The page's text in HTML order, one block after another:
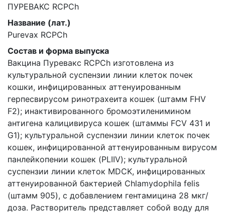
ПУРЕВАКС RCPCh
Название (лат.)
Purevax RCPCh
Состав и форма выпуска
Вакцина Пуревакс RCPCh изготовлена из
культуральной суспензии линии клеток почек
кошки, инфицированных аттенуированным
герпесвирусом ринотрахеита кошек (штамм FHV
F2); инактивированного бромоэтиленимином
антигена калицивируса кошек (штаммы FCV 431 и
G1); культуральной суспензии линии клеток почек
кошек, инфицированной аттенуированным вирусом
панлейкопении кошек (PLIIV); культуральной
суспензии линии клеток MDCK, инфицированных
аттенуированной бактерией Chlamydophila felis
(штамм 905), с добавлением гентамицина 28 мкг/
доза. Растворитель представляет собой воду для